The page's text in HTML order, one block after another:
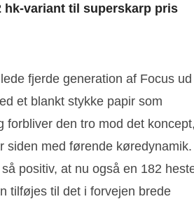
hk-variant til superskarp pris
fjerde generation af Focus ud
et blankt stykke papir som
forbliver den tro mod det
siden med førende køredynamik.
positiv, at nu også en 182
tilføjes til det i forvejen brede